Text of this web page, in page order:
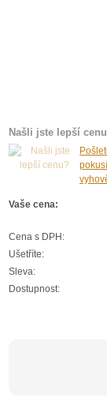
Našli jste lepší
Vaše cena:
Cena s DPH:
Ušetříte:
Sleva:
Dostupnost: